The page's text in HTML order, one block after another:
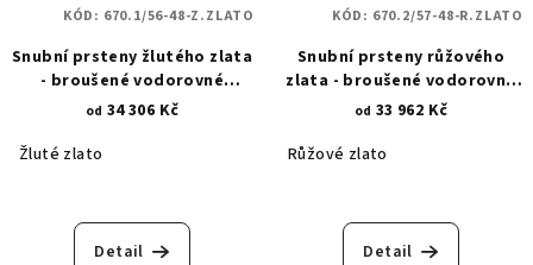
Snubní prsteny žlutého zlata
- broušené vodorovné
proužky se zirkony 670.1
od 34 306 Kč
Žluté zlato
Detail
KÓD: 670.1/56-48-Z.ZLATO
Snubní prsteny růžového
zlata - broušené vodorovné
proužky se zirkony 670.2
od 33 962 Kč
Růžové zlato
Detail
KÓD: 670.2/57-48-R.ZLATO